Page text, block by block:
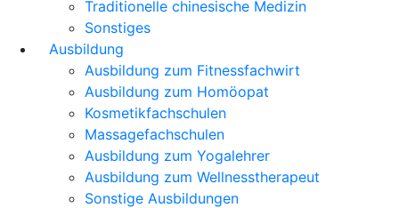
Traditionelle chinesische Medizin
Sonstiges
Ausbildung
Ausbildung zum Fitnessfachwirt
Ausbildung zum Homöopat
Kosmetikfachschulen
Massagefachschulen
Ausbildung zum Yogalehrer
Ausbildung zum Wellnesstherapeut
Sonstige Ausbildungen